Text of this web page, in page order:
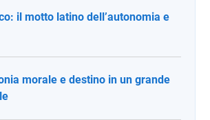
il motto latino dell’autonomia e
morale e destino in un grande